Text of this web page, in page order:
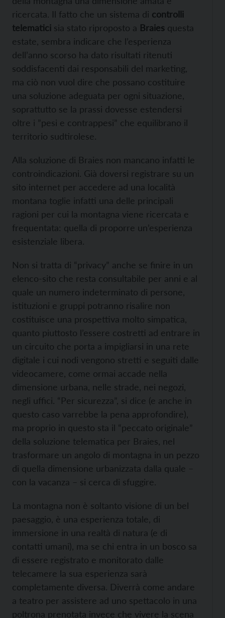
ricercata. Il fatto che un sistema di controlli
telematici sia stato riproposto a Braies questa
estate, sembra indicare che l’esperienza
dell’anno scorso ha dato risultati ritenuti
soddisfacenti dai responsabili del marketing,
ma ciò non vuol dire che possano costituire
una soluzione adeguata per ogni situazione,
soprattutto se la prassi dovesse estendersi
oltre i ”pesi e contrappesi” che equilibrano il
territorio sudtirolese.
Alla soluzione di Braies non mancano infatti le
controindicazioni. Già doversi registrare su un
sito internet per accedere ad una località
montana toglie infatti una delle principali
ragioni per cui la montagna viene ricercata e
frequentata: quella di proporre un’esperienza
esistenziale libera.
Non si tratta di “privacy” anche se finire in un
elenco-sito che resta consultabile per anni e al
quale un numero indeterminato di persone,
istituzioni e gruppi potranno risalire non
costituisce una prospettiva molto simpatica,
quanto piuttosto l’essere costretti ad entrare in
un circuito che porta a impigliarsi in una rete
digitale i cui nodi vengono stretti e seguiti dalle
videocamere, come ormai accade nella
dimensione urbana, nelle strade, nei negozi,
negli uffici. “Per sicurezza”, si dice (e anche in
questo caso varrebbe la pena approfondire),
ma proprio in questo sta il “peccato originale”
della soluzione telematica per Braies, nel
trasformare un angolo di montagna in un pezzo
di quella dimensione urbanizzata dalla quale –
con la vacanza – si cerca di sfuggire.
La montagna non è soltanto visione di un bel
paesaggio, è una esperienza totale, di
immersione in una realtà di natura (e di
contatti umani), ma se chi entra in un bosco sa
di essere registrato e monitorato dalle
telecamere la sua esperienza sarà
completamente diversa. Diverrà come andare
a teatro per assistere ad uno spettacolo in una
poltrona prenotata invece che vivere la scena